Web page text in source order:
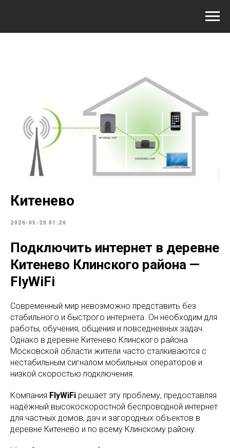
Китенево
2026-05-20 01:20
Подключить интернет в деревне
Китенево Клинского района —
FlyWiFi
Современный мир невозможно представить без
стабильного и быстрого интернета. Он необходим для
работы, обучения, общения и повседневных задач.
Однако в деревне Китенево Клинского района
Московской области жители часто сталкиваются с
нестабильным сигналом мобильных операторов и
низкой скоростью подключения.
Компания FlyWiFi решает эту проблему, предоставляя
надёжный высокоскоростной беспроводной интернет
для частных домов, дач и загородных объектов в
деревне Китенево и по всему Клинскому району.